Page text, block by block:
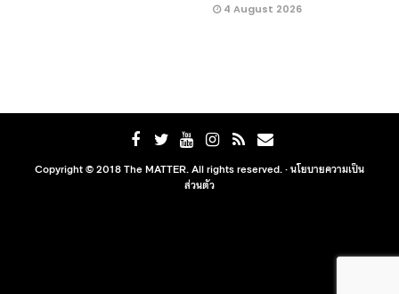
4 August 2026
Copyright © 2018 The MATTER. All rights reserved. ·นโยบายความเป็น
ส่วนตัว